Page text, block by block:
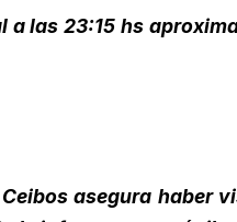
a las 23:15 hs
asegura